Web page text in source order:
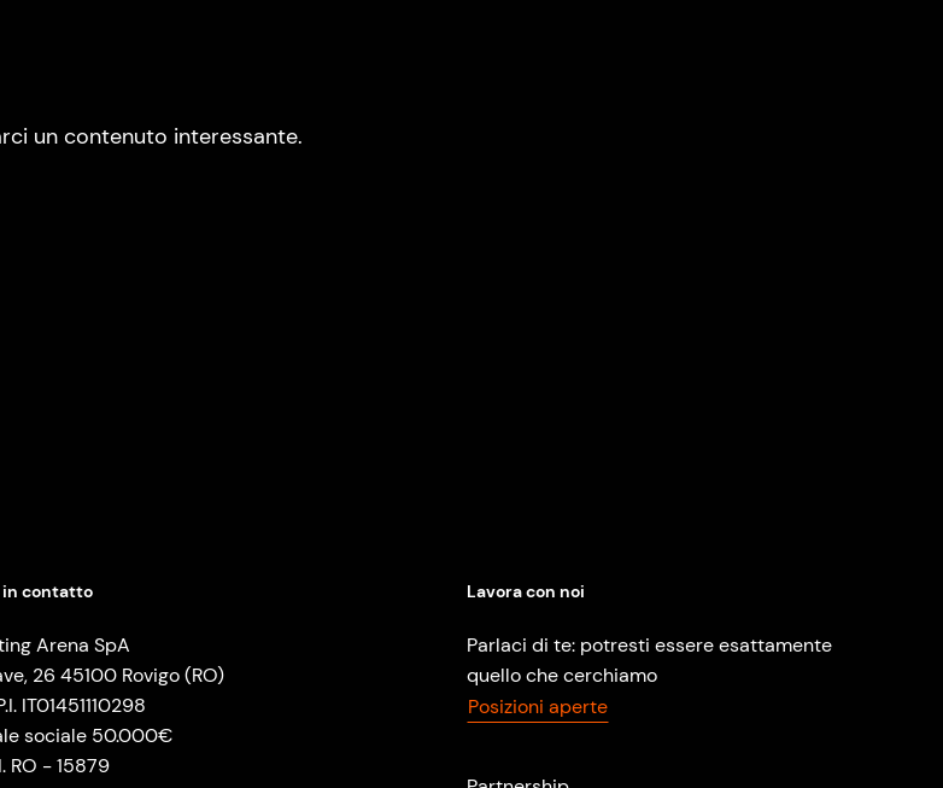
un contenuto interessante.
contatto
Arena SpA
26 45100 Rovigo (RO)
IT01451110298
sociale 50.000€
RO - 15879
Lavora con noi
Parlaci di te: potresti essere esattamente
quello che cerchiamo
Posizioni aperte